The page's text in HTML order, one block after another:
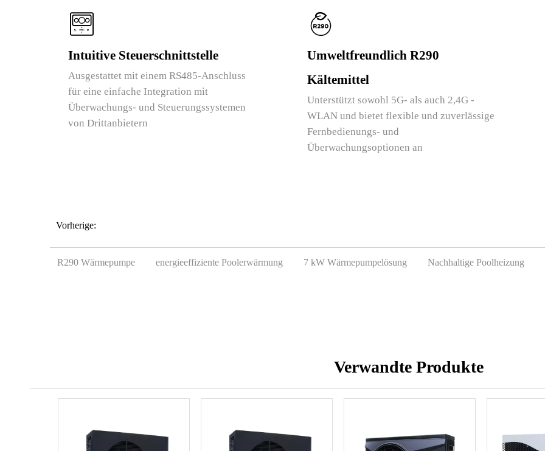
Intuitive Steuerschnittstelle
Ausgestattet mit einem RS485-Anschluss
für eine einfache Integration mit
Überwachungs- und Steuerungssystemen
von Drittanbietern
Umweltfreundlich R290
Kältemittel
Unterstützt sowohl 5G- als auch 2,4G -
WLAN und bietet flexible und zuverlässige
Fernbedienungs- und
Überwachungsoptionen an
Vorherige:
R290 Wärmepumpe energieeffiziente Poolerwärmung 7 kW Wärmepumpelösung Nachhaltige Poolheizung
Verwandte Produkte